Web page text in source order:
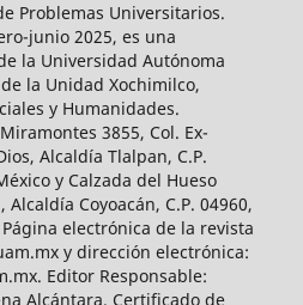
Problemas Universitarios.
junio 2025, es una
la Universidad Autónoma
la Unidad Xochimilco,
y Humanidades.
3855, Col. Ex-
Alcaldía Tlalpan, C.P.
y Calzada del Hueso
Coyoacán, C.P. 04960,
electrónica de la revista
y dirección electrónica:
Editor Responsable:
Alcántara. Certificado de